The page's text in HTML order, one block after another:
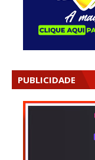
PUBLICIDADE